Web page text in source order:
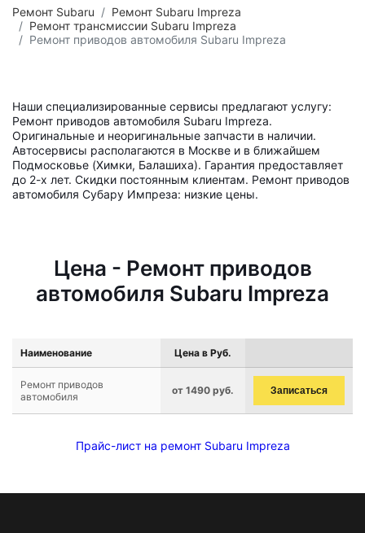
Ремонт Subaru
Ремонт Subaru Impreza
Ремонт трансмиссии Subaru Impreza
Ремонт приводов автомобиля Subaru Impreza
Наши специализированные сервисы предлагают услугу:
Ремонт приводов автомобиля Subaru Impreza.
Оригинальные и неоригинальные запчасти в наличии.
Автосервисы располагаются в Москве и в ближайшем
Подмосковье (Химки, Балашиха). Гарантия предоставляет
до 2-х лет. Скидки постоянным клиентам. Ремонт приводов
автомобиля Субару Импреза: низкие цены.
Цена - Ремонт приводов
автомобиля Subaru Impreza
Наименование Цена в Руб.
Ремонт приводов
автомобиля
от 1490 руб. Записаться
Прайс-лист на ремонт Subaru Impreza